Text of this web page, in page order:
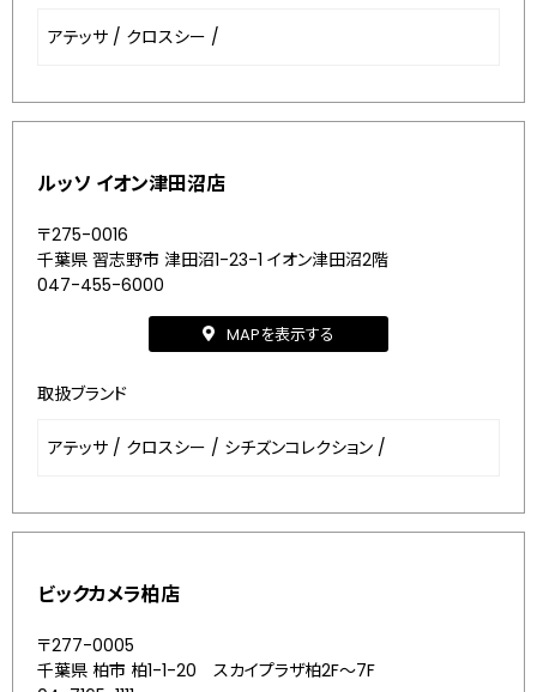
アテッサ / クロスシー /
ルッソ イオン津田沼店
〒275-0016
千葉県 習志野市 津田沼1-23-1 イオン津田沼2階
047-455-6000
MAPを表示する
取扱ブランド
アテッサ / クロスシー / シチズンコレクション /
ビックカメラ柏店
〒277-0005
千葉県 柏市 柏1-1-20 スカイプラザ柏2F～7F